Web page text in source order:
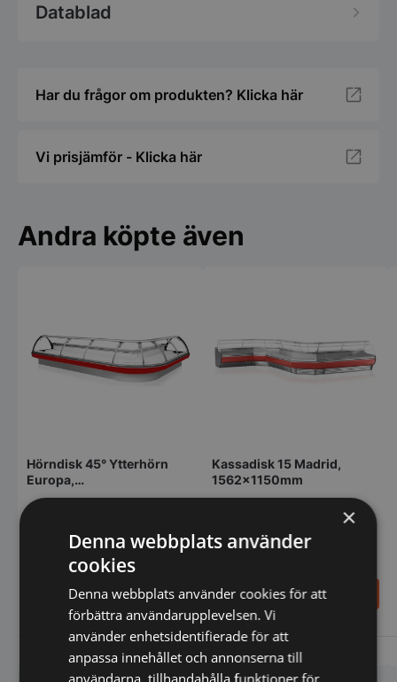
Datablad
Har du frågor om produkten? Klicka här
Vi prisjämför - Klicka här
Andra köpte även
Hörndisk 45° Ytterhörn
Europa,
1108x1285x1310mm, utan
48.700,00SEK
Kassadisk 15 Madrid,
1562x1150mm
22.500,00SEK
×
Denna webbplats använder
cookies
Denna webbplats använder cookies för att
förbättra användarupplevelsen. Vi
använder enhetsidentifierade för att
anpassa innehållet och annonserna till
användarna, tillhandahålla funktioner för